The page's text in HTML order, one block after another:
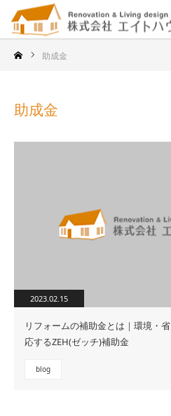
助成金
助成金
2023.02.15
リフォームの補助金とは｜環境・
応するZEH(ゼッチ)補助金
blog